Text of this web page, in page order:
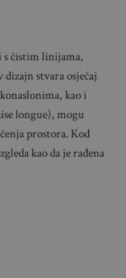
s čistim linijama,
stvara osjećaj
kao i
longue), mogu
prostora. Kod
kao da je rađena